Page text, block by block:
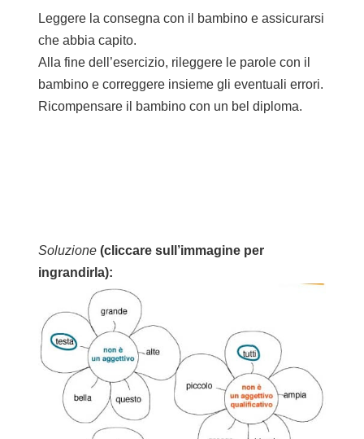
Leggere la consegna con il bambino e assicurarsi
che abbia capito.
Alla fine dell’esercizio, rileggere le parole con il
bambino e correggere insieme gli eventuali errori.
Ricompensare il bambino con un bel diploma.
Soluzione (cliccare sull’immagine per
ingrandirla):